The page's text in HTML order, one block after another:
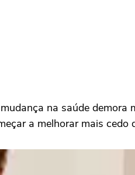
na saúde demora
a melhorar mais